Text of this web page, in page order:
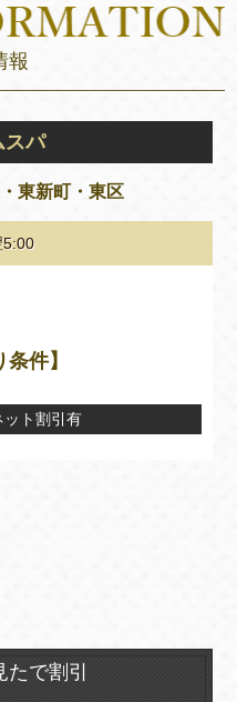
報
スパ
東新町・東区
5:00
条件】
ット割引有
で割引